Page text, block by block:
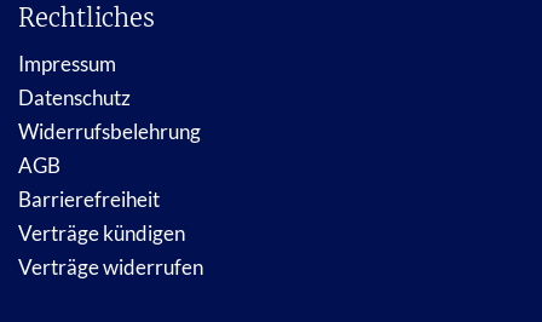
Rechtliches
Impressum
Datenschutz
Widerrufsbelehrung
AGB
Barrierefreiheit
Verträge kündigen
Verträge widerrufen